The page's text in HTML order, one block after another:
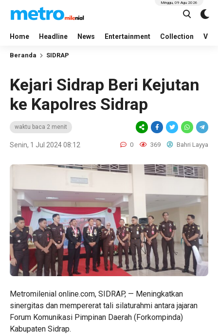
Home Headline News Entertainment Collection
Minggu, 09 Agu 2026
Beranda SIDRAP
Kejari Sidrap Beri Kejutan
ke Kapolres Sidrap
waktu baca 2 menit
Senin, 1 Jul 2024 08:12 0 369 Bahri Layya
Metromilenial online.com, SIDRAP, — Meningkatkan
sinergitas dan mempererat tali silaturahmi antara jajaran
Forum Komunikasi Pimpinan Daerah (Forkompinda)
Kabupaten Sidrap.